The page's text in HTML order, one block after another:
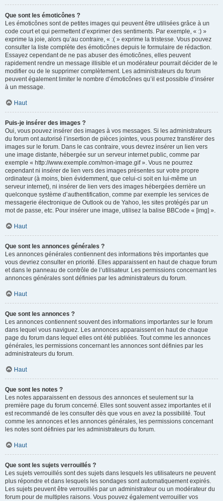
Que sont les émoticônes ?
Les émoticônes sont de petites images qui peuvent être utilisées grâce à un
code court et qui permettent d’exprimer des sentiments. Par exemple, « :) »
exprime la joie, alors qu’au contraire, « :( » exprime la tristesse. Vous pouvez
consulter la liste complète des émoticônes depuis le formulaire de rédaction.
Essayez cependant de ne pas abuser des émoticônes, elles peuvent
rapidement rendre un message illisible et un modérateur pourrait décider de le
modifier ou de le supprimer complètement. Les administrateurs du forum
peuvent également limiter le nombre d’émoticônes qu’il est possible d’insérer
à un message.
Haut
Puis-je insérer des images ?
Oui, vous pouvez insérer des images à vos messages. Si les administrateurs
du forum ont autorisé l’insertion de pièces jointes, vous pourrez transférer des
images sur le forum. Dans le cas contraire, vous devrez insérer un lien vers
une image distante, hébergée sur un serveur internet public, comme par
exemple « http://www.exemple.com/mon-image.gif ». Vous ne pourrez
cependant ni insérer de lien vers des images présentes sur votre propre
ordinateur (à moins, bien évidemment, que celui-ci soit en lui-même un
serveur internet), ni insérer de lien vers des images hébergées derrière un
quelconque système d’authentification, comme par exemple les services de
messagerie électronique de Outlook ou de Yahoo, les sites protégés par un
mot de passe, etc. Pour insérer une image, utilisez la balise BBCode « [img] ».
Haut
Que sont les annonces générales ?
Les annonces générales contiennent des informations très importantes que
vous devriez consulter en priorité. Elles apparaissent en haut de chaque forum
et dans le panneau de contrôle de l’utilisateur. Les permissions concernant les
annonces générales sont définies par les administrateurs du forum.
Haut
Que sont les annonces ?
Les annonces contiennent souvent des informations importantes sur le forum
dans lequel vous naviguez. Les annonces apparaissent en haut de chaque
page du forum dans lequel elles ont été publiées. Tout comme les annonces
générales, les permissions concernant les annonces sont définies par les
administrateurs du forum.
Haut
Que sont les notes ?
Les notes apparaissent en dessous des annonces et seulement sur la
première page du forum concerné. Elles sont souvent assez importantes et il
est recommandé de les consulter dès que vous en avez la possibilité. Tout
comme les annonces et les annonces générales, les permissions concernant
les notes sont définies par les administrateurs du forum.
Haut
Que sont les sujets verrouillés ?
Les sujets verrouillés sont des sujets dans lesquels les utilisateurs ne peuvent
plus répondre et dans lesquels les sondages sont automatiquement expirés.
Les sujets peuvent être verrouillés par un administrateur ou un modérateur du
forum pour de multiples raisons. Vous pouvez également verrouiller vos